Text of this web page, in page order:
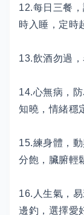
12.每日三餐
時入睡，定時
13.飲酒勿過
14.心無病，
知曉，情緒穩
15.練身體，
分飽，臟腑輕
16.人生氣，
邊釣，選擇愛